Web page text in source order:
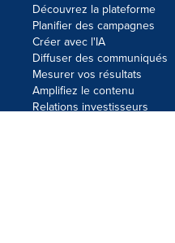
Découvrez la plateforme
Planifier des campagnes
Créer avec l'IA
Diffuser des communiqués
Mesurer vos résultats
Amplifiez le contenu
Relations investisseurs